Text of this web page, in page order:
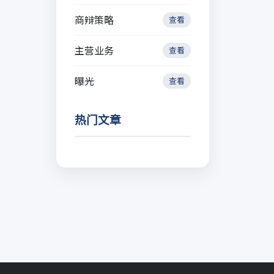
商辩策略 查看
主营业务 查看
曝光 查看
热门文章